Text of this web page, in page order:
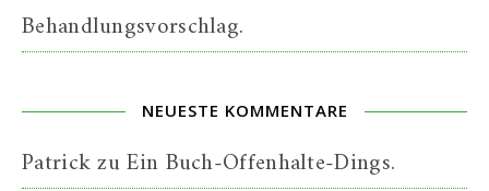
Behandlungsvorschlag.
NEUESTE KOMMENTARE
PatrickzuEin Buch-Offenhalte-Dings.